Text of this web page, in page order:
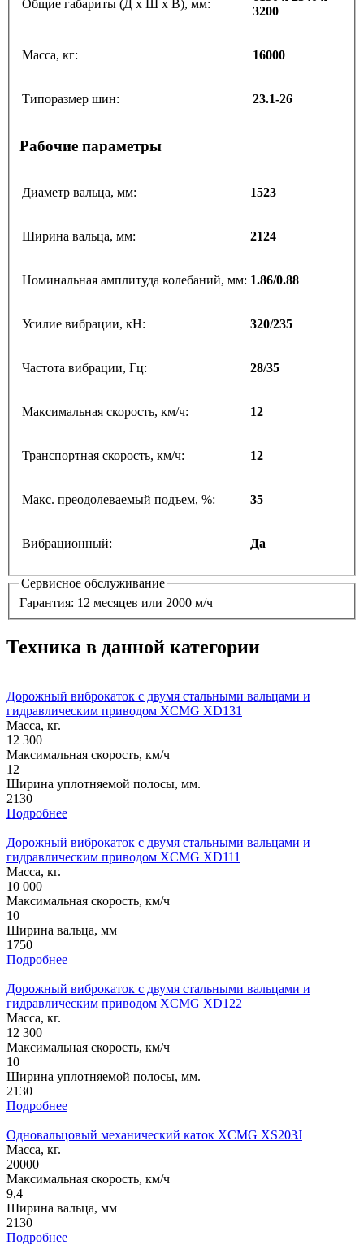
Общие габариты (Д х Ш х В), мм:
3200
Масса, кг: 16000
Типоразмер шин: 23.1-26
Рабочие параметры
Диаметр вальца, мм: 1523
Ширина вальца, мм: 2124
Номинальная амплитуда колебаний, мм: 1.86/0.88
Усилие вибрации, кН: 320/235
Частота вибрации, Гц: 28/35
Максимальная скорость, км/ч: 12
Транспортная скорость, км/ч: 12
Макс. преодолеваемый подъем, %: 35
Вибрационный: Да
Сервисное обслуживание
Гарантия: 12 месяцев или 2000 м/ч
Техника в данной категории
Дорожный виброкаток с двумя стальными вальцами и
гидравлическим приводом XCMG XD131
Масса, кг.
12 300
Максимальная скорость, км/ч
12
Ширина уплотняемой полосы, мм.
2130
Подробнее
Дорожный виброкаток с двумя стальными вальцами и
гидравлическим приводом XCMG XD111
Масса, кг.
10 000
Максимальная скорость, км/ч
10
Ширина вальца, мм
1750
Подробнее
Дорожный виброкаток с двумя стальными вальцами и
гидравлическим приводом XCMG XD122
Масса, кг.
12 300
Максимальная скорость, км/ч
10
Ширина уплотняемой полосы, мм.
2130
Подробнее
Одновальцовый механический каток XCMG XS203J
Масса, кг.
20000
Максимальная скорость, км/ч
9,4
Ширина вальца, мм
2130
Подробнее